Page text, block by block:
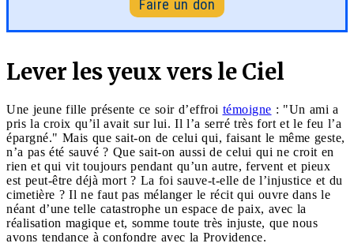
Faire un don
Lever les yeux vers le Ciel
Une jeune fille présente ce soir d’effroi témoigne : "Un ami a
pris la croix qu’il avait sur lui. Il l’a serré très fort et le feu l’a
épargné." Mais que sait-on de celui qui, faisant le même geste,
n’a pas été sauvé ? Que sait-on aussi de celui qui ne croit en
rien et qui vit toujours pendant qu’un autre, fervent et pieux
est peut-être déjà mort ? La foi sauve-t-elle de l’injustice et du
cimetière ? Il ne faut pas mélanger le récit qui ouvre dans le
néant d’une telle catastrophe un espace de paix, avec la
réalisation magique et, somme toute très injuste, que nous
avons tendance à confondre avec la Providence.